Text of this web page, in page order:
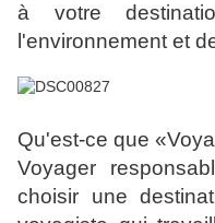
à votre
l'environnement et
Qu'est-ce que
Voyager
choisir une